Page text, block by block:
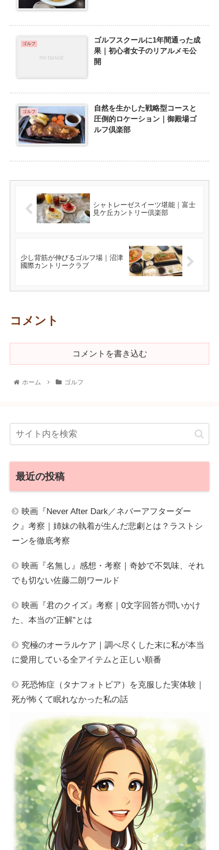
ゴルフ
ゴルフスクールに1年間通った成
果｜初心者女子のリアルメモ公
開
ゴルフ
自然を生かした戦略型コースと
圧倒的ロケーション｜御殿場ゴ
ルフ倶楽部
シャトレーゼスイーツ堪能｜富士
見ケ丘カントリー倶楽部
少し背筋が伸びるゴルフ場｜沼津
國際カントリークラブ
コメント
コメントを書き込む
ホーム ゴルフ
最近の投稿
映画『Never After Dark／ネバーアフターダー
ク』考察｜姉妹の執着が生んだ悲劇とは？ラストシ
ーンを徹底考察
映画『名無し』感想・考察｜奇妙で不気味、それ
でも切ない佐藤二朗ワールド
映画『君のクイズ』考察｜0文字回答が問いかけ
た、本当の”正解”とは
究極のオーラルケア｜調べ尽くした末に私が本当
に愛用している全アイテムと正しい順番
死恐怖症（タナフォトビア）を克服した実体験｜
死が怖くて眠れなかった私の話